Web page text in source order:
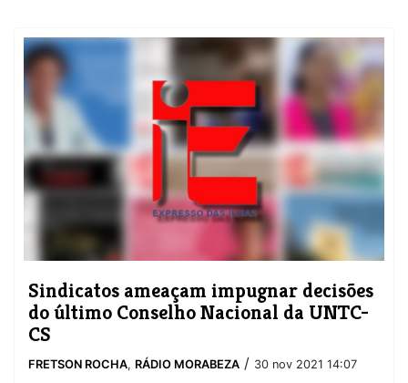
​Sindicatos ameaçam impugnar decisões
do último Conselho Nacional da UNTC-
CS
FRETSON ROCHA, RÁDIO MORABEZA / 30 nov 2021 14:07